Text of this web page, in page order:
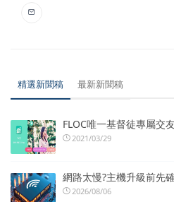
精選新聞稿 最新新聞稿
FLOC唯一基督徒專屬交
2021/03/29
網路太慢?主機升級前先
2026/08/06